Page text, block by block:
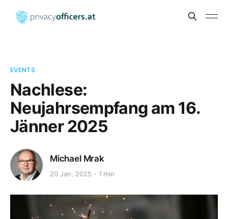
EVENTS
Nachlese:
Neujahrsempfang am 16.
Jänner 2025
Michael Mrak
20 Jan. 2025 1 min